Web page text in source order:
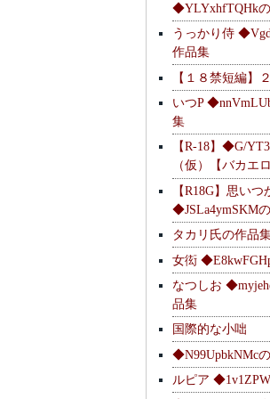
◆YLYxhfTQHk
うっかり侍
作品集
【１８禁短編】
いつP
集
【R-18】◆G/
（仮）【バカエ
【R18G】思いつ
◆JSLa4ymSKM
タカリ氏の作品
女衒
なつしお
品集
国際的な小咄
◆N99UpbkNMc
ルピア